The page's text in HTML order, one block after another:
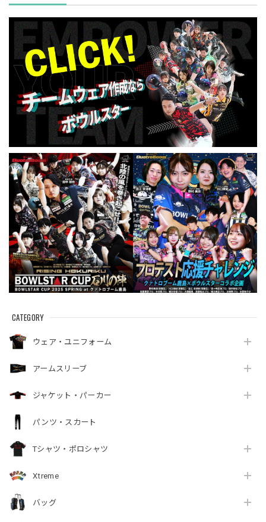
CATEGORY
ウェア・ユニフォーム
アームスリーブ
ジャケット・パーカー
パンツ・スカート
Tシャツ・ポロシャツ
Xtreme
バッグ